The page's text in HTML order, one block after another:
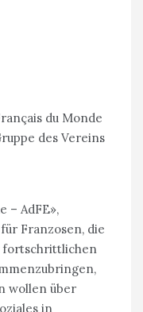
du Monde
des Vereins
– AdFE»,
Franzosen, die
fortschrittlichen
wollen über
in